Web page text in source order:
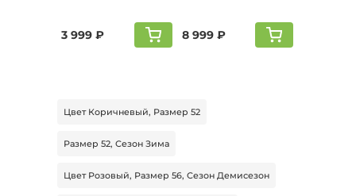
3 999 ₽ 8 999 ₽
Цвет Коричневый, Размер 52
Размер 52, Сезон Зима
Цвет Розовый, Размер 56, Сезон Демисезон